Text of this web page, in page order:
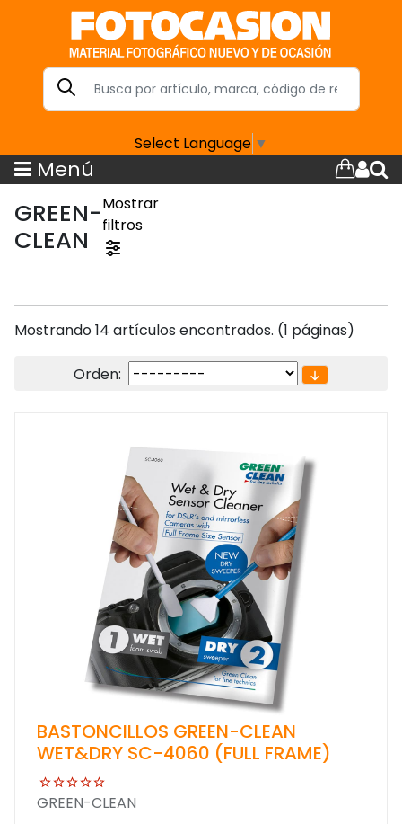
Select Language ▼
Menú
GREEN-
CLEAN
Mostrar
filtros
Mostrando 14 artículos encontrados. (1 páginas)
Orden:
BASTONCILLOS GREEN-CLEAN
WET&DRY SC-4060 (FULL FRAME)
GREEN-CLEAN